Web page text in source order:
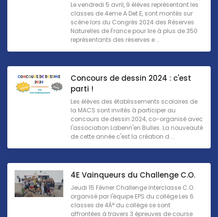
Le vendredi 5 avril, 9 élèves représentant les
classes de 4eme A Det E, sont montés sur
scène lors du Congrès 2024 des Réserves
Naturelles de France pour lire à plus de 350
représentants des réserves e ...
Concours de dessin 2024 : c'est
parti !
Les élèves des établissements scolaires de
la MACS sont invités à participer au
concours de dessin 2024, co-organisé avec
l'association Labenn'en Bulles. La nouveauté
de cette année c'est la création d ...
4E Vainqueurs du Challenge C.O.
Jeudi 15 Février Challenge Interclasse C.O.
organisé par l'équipe EPS du collège Les 6
classes de 4Â° du collège se sont
affrontées à travers 3 épreuves de course